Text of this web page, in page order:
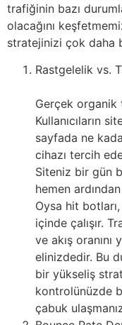
trafiğinin bazı
olacağını
stratejinizi çok daha
Rastgelelik vs.
Gerçek organik
Kullanıcıların
sayfada ne
cihazı tercih
Siteniz bir gün
hemen
Oysa hit
içinde çalışır.
ve akış
elinizdedir. Bu
bir yükseliş
kontrolünüzde
çabuk